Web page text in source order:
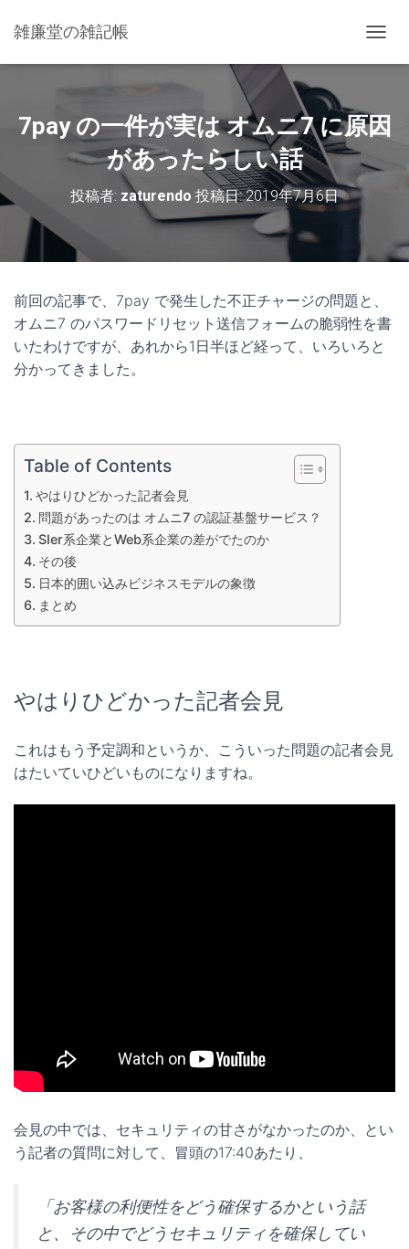
雑廉堂の雑記帳
ビ
シ
ョ
を
7pay の一件が実は オムニ7 に原因
があったらしい話
投稿者: zaturendo 投稿日:2019年7月6日
前回の記事で、7pay で発生した不正チャージの問題と、
オムニ7 のパスワードリセット送信フォームの脆弱性を書
いたわけですが、あれから1日半ほど経って、いろいろと
分かってきました。
Table of Contents
やはりひどかった記者会見
問題があったのは オムニ7 の認証基盤サービス？
SIer系企業とWeb系企業の差がでたのか
その後
日本的囲い込みビジネスモデルの象徴
まとめ
やはりひどかった記者会見
これはもう予定調和というか、こういった問題の記者会見
はたいていひどいものになりますね。
会見の中では、セキュリティの甘さがなかったのか、とい
う記者の質問に対して、冒頭の17:40あたり、
「お客様の利便性をどう確保するかという話
と、その中でどうセキュリティを確保してい